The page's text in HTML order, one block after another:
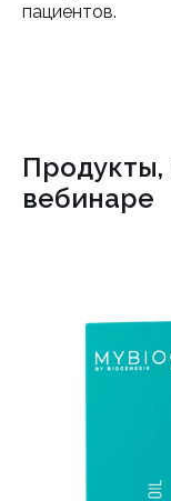
пациентов.
Продукты,
вебинаре